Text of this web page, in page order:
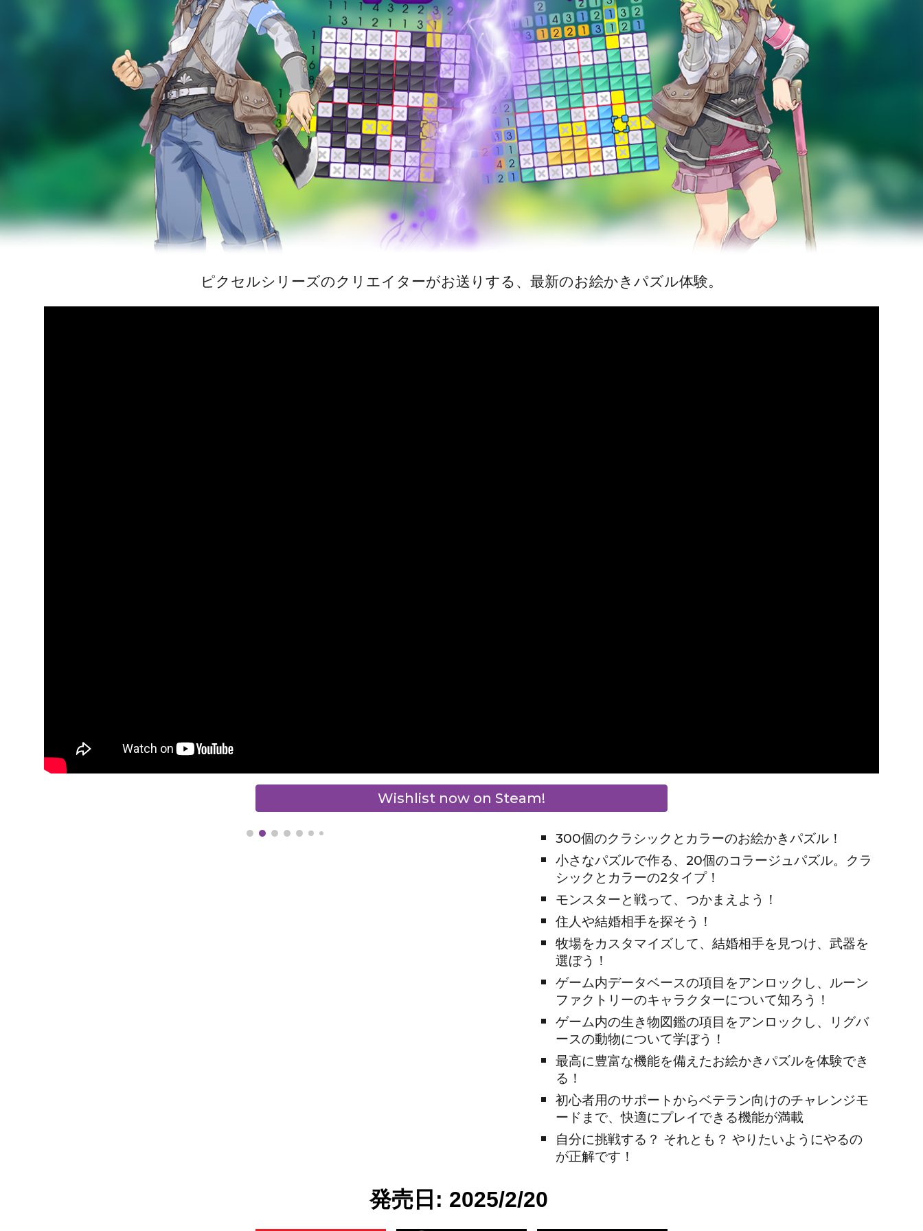
ピクセルシリーズのクリエイターがお送りする、最新のお絵かきパズル体験。
Wishlist now on Steam!
300個のクラシックとカラーのお絵かきパズル！
小さなパズルで作る、20個のコラージュパズル。クラ
シックとカラーの2タイプ！
モンスターと戦って、つかまえよう！
住人や結婚相手を探そう！
牧場をカスタマイズして、結婚相手を見つけ、武器を
選ぼう！
ゲーム内データベースの項目をアンロックし、ルーン
ファクトリーのキャラクターについて知ろう！
ゲーム内の生き物図鑑の項目をアンロックし、リグバ
ースの動物について学ぼう！
最高に豊富な機能を備えたお絵かきパズルを体験でき
る！
初心者用のサポートからベテラン向けのチャレンジモ
ードまで、快適にプレイできる機能が満載
自分に挑戦する？ それとも？ やりたいようにやるの
が正解です！
発売日: 2025/2/20